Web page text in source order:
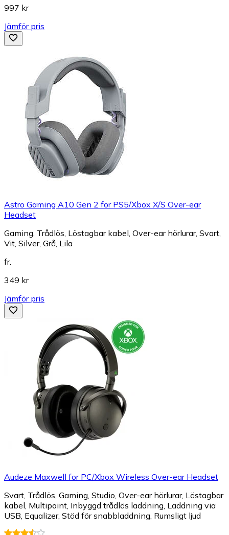
997 kr
Jämför pris
Astro Gaming A10 Gen 2 for PS5/Xbox X/S Over-ear
Headset
Gaming, Trådlös, Löstagbar kabel, Over-ear hörlurar, Svart,
Vit, Silver, Grå, Lila
fr.
349 kr
Jämför pris
Audeze Maxwell for PC/Xbox Wireless Over-ear Headset
Svart, Trådlös, Gaming, Studio, Over-ear hörlurar, Löstagbar
kabel, Multipoint, Inbyggd trådlös laddning, Laddning via
USB, Equalizer, Stöd för snabbladdning, Rumsligt ljud